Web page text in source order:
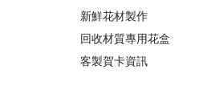
新鮮花材製作
回收材質專用花盒
客製賀卡資訊